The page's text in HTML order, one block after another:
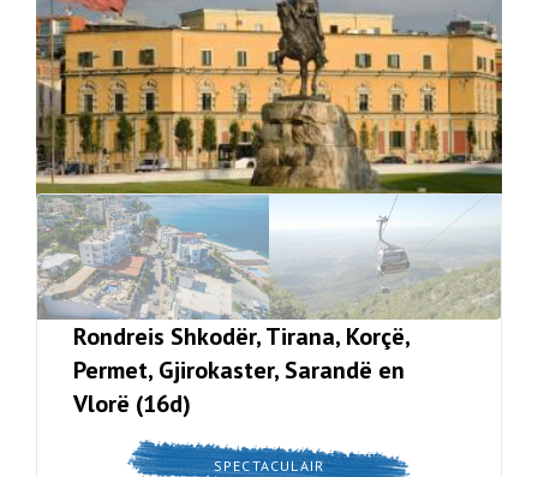
Rondreis Shkodër, Tirana, Korçë,
Permet, Gjirokaster, Sarandë en
Vlorë (16d)
SPECTACULAIR